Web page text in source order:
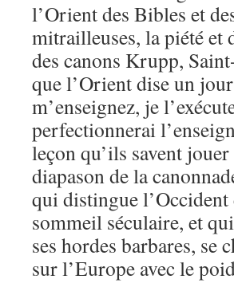
l’Orient des Bibles et
mitrailleuses, la piété et
des canons Krupp,
que l’Orient dise un
m’enseignez, je
perfectionnerai
leçon qu’ils savent
diapason de la
qui distingue
sommeil séculaire, et
ses hordes barbares,
sur l’Europe avec le